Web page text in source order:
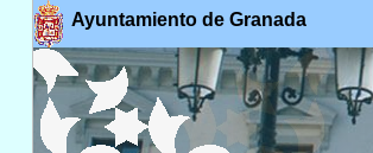
Ayuntamiento de Granada